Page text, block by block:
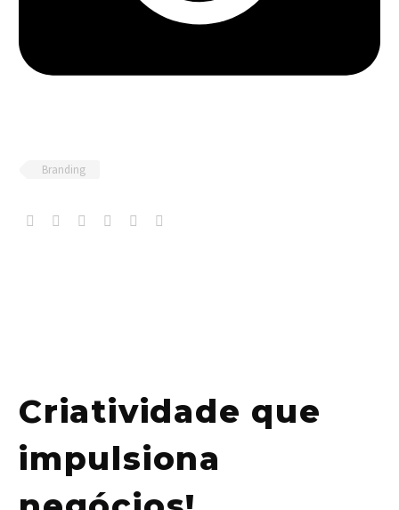
Branding
Criatividade que
impulsiona